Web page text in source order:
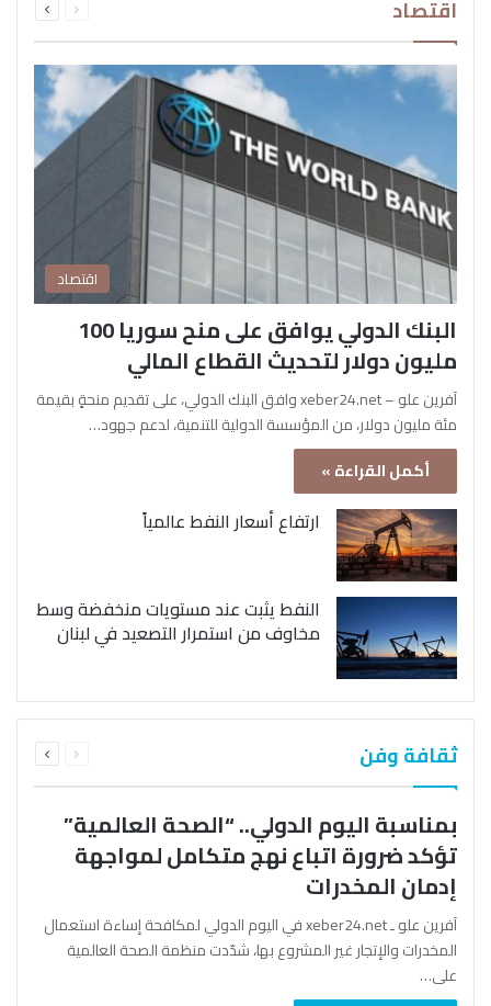
اقتصاد الصفحةالصفحة
اقتصاد
البنك الدولي يوافق على منح سوريا 100
مليون دولار لتحديث القطاع المالي
آفرين علو – xeber24.net وافق البنك الدولي، على تقديم منحةٍ بقيمة
مئة مليون دولار، من المؤسسة الدولية للتنمية، لدعم جهود…
أكمل القراءة »
ارتفاع أسعار النفط عالمياً
النفط يثبت عند مستويات منخفضة وسط
مخاوف من استمرار التصعيد في لبنان
ثقافة وفن الصفحةالصفحة
بمناسبة اليوم الدولي.. “الصحة العالمية”
تؤكد ضرورة اتباع نهج متكامل لمواجهة
إدمان المخدرات
آفرين علو ـ xeber24.net في اليوم الدولي لمكافحة إساءة استعمال
المخدرات والإتجار غير المشروع بها، شدّدت منظمة الصحة العالمية
على…